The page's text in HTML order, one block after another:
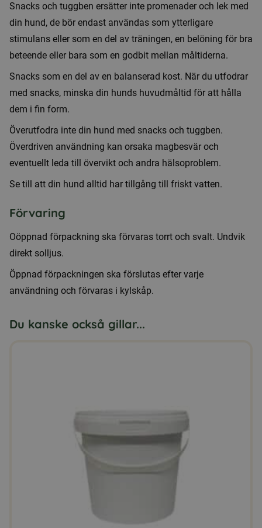
Snacks och tuggben ersätter inte promenader och lek med
din hund, de bör endast användas som ytterligare
stimulans eller som en del av träningen, en belöning för bra
beteende eller bara som en godbit mellan måltiderna.
Snacks som en del av en balanserad kost. När du utfodrar
med snacks, minska din hunds huvudmåltid för att hålla
dem i fin form.
Överutfodra inte din hund med snacks och tuggben.
Överdriven användning kan orsaka magbesvär och
eventuellt leda till övervikt och andra hälsoproblem.
Se till att din hund alltid har tillgång till friskt vatten.
Förvaring
Oöppnad förpackning ska förvaras torrt och svalt. Undvik
direkt solljus.
Öppnad förpackningen ska förslutas efter varje
användning och förvaras i kylskåp.
Du kanske också gillar...